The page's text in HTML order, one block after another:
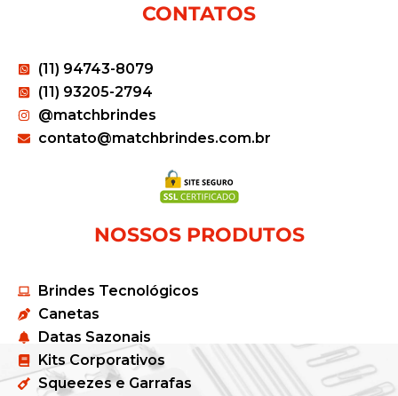
CONTATOS
(11) 94743-8079
(11) 93205-2794
@matchbrindes
contato@matchbrindes.com.br
NOSSOS PRODUTOS
Brindes Tecnológicos
Canetas
Datas Sazonais
Kits Corporativos
Squeezes e Garrafas